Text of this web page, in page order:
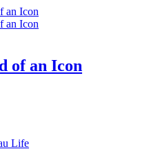
of an Icon